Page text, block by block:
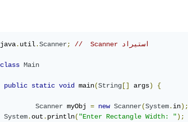
. util.Scanner; //  Scanner استيراد
class Main
public static void main(String [] args) {
Scanner myObj = new Scanner(System. in);
System. out . println( "Enter Rectangle Width: ");